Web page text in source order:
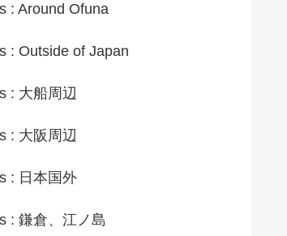
: Around Ofuna
: Outside of Japan
: 大船周辺
: 大阪周辺
: 日本国外
: 鎌倉、江ノ島